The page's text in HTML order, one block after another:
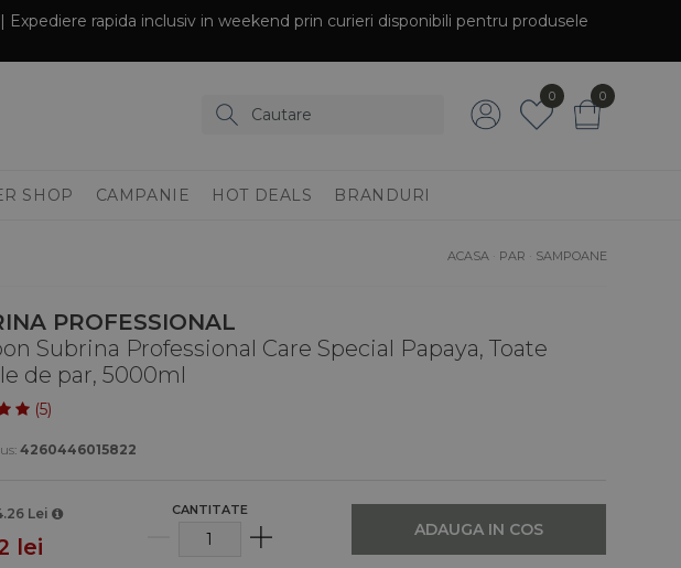
rapida inclusiv in weekend prin curieri disponibili pentru produsele
0 0
SHOP CAMPANIE HOT DEALS BRANDURI
ACASA · PAR · SAMPOANE
PROFESSIONAL
Subrina Professional Care Special Papaya, Toate
de par, 5000ml
(5)
4260446015822
Lei
lei
CANTITATE
ADAUGA IN COS